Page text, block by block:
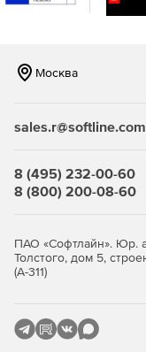
интеграцию.
Москва
sales.r@softline.com
8 (495) 232-00-60
8 (800) 200-08-60
ПАО «Софтлайн». Юр.
Толстого, дом 5,
(А-311)